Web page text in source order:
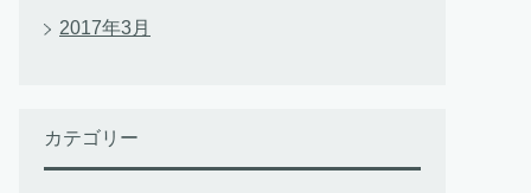
2017年3月
カテゴリー